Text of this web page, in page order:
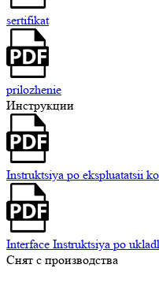
sertifikat
prilozhenie
Инструкции
Instruktsiya po ekspluatatsii
Interface Instruktsiya po
Снят с производства